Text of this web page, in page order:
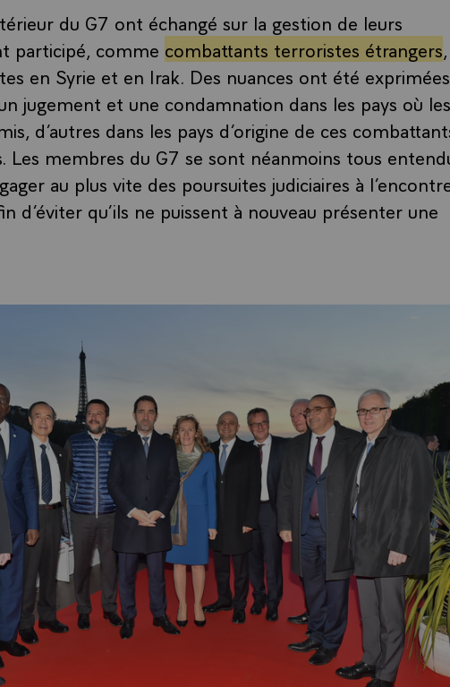
du G7 ont échangé sur la gestion de leurs
participé, comme combattants terroristes étrangers
en Syrie et en Irak. Des nuances ont été exprimées,
jugement et une condamnation dans les pays où les
d’autres dans les pays d’origine de ces
Les membres du G7 se sont néanmoins tous
au plus vite des poursuites judiciaires à
d’éviter qu’ils ne puissent à nouveau présenter une